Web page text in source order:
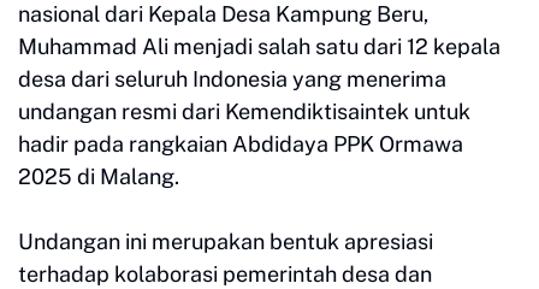
nasional dari Kepala Desa Kampung Beru,
Muhammad Ali menjadi salah satu dari 12 kepala
desa dari seluruh Indonesia yang menerima
undangan resmi dari Kemendiktisaintek untuk
hadir pada rangkaian Abdidaya PPK Ormawa
2025 di Malang.
Undangan ini merupakan bentuk apresiasi
terhadap kolaborasi pemerintah desa dan